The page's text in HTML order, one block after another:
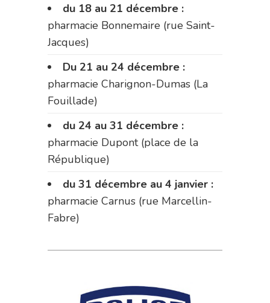
du 18 au 21 décembre :
pharmacie Bonnemaire (rue Saint-
Jacques)
Du 21 au 24 décembre :
pharmacie Charignon-Dumas (La
Fouillade)
du 24 au 31 décembre :
pharmacie Dupont (place de la
République)
du 31 décembre au 4 janvier :
pharmacie Carnus (rue Marcellin-
Fabre)